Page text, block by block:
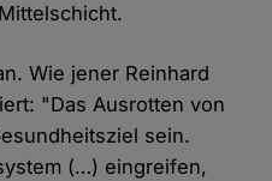
Wie jener Reinhard
"Das Ausrotten von
sein.
(…) eingreifen,